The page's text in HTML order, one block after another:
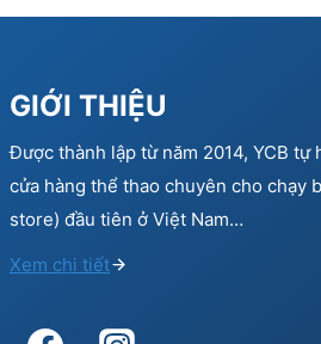
GIỚI THIỆU
Được thành lập từ năm 2014, YCB tự
cửa hàng thể thao chuyên cho chạy
store) đầu tiên ở Việt Nam…
Xem chi tiết